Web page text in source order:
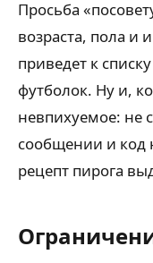
Просьба
возраста, пола и
приведет к
футболок. Ну и,
невпихуемое: не
сообщении и код
рецепт пирога